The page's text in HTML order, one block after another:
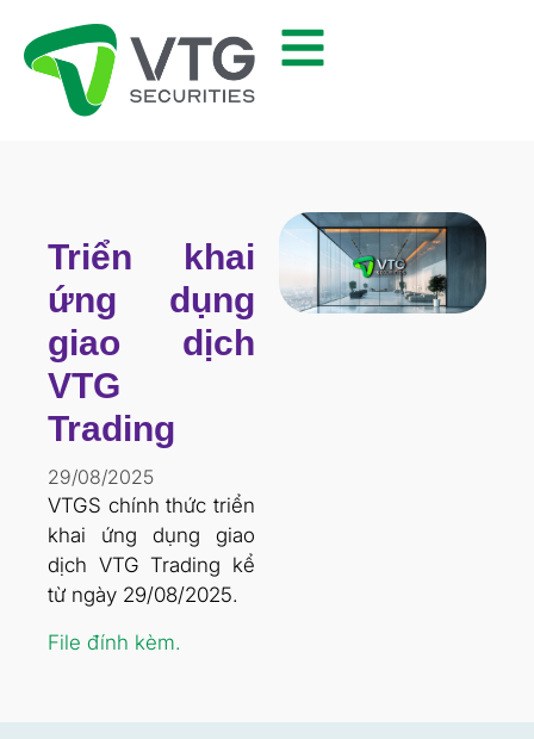
Triển khai
ứng dụng
giao dịch
VTG
Trading
29/08/2025
VTGS chính thức triển
khai ứng dụng giao
dịch VTG Trading kể
từ ngày 29/08/2025.
File đính kèm.